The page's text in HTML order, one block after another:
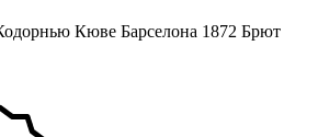
Кюве Барселона 1872 Брют